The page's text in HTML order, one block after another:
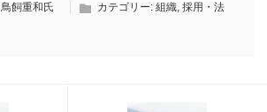
鳥飼重和氏 カテゴリー: 組織, 採用・法